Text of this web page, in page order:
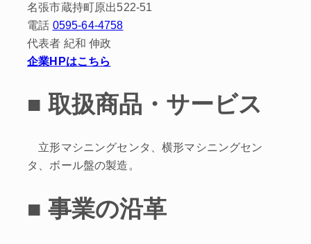
名張市蔵持町原出522-51
電話 0595-64-4758
代表者 紀和 伸政
企業HPはこちら
■ 取扱商品・サービス
立形マシニングセンタ、横形マシニングセン
タ、ボール盤の製造。
■ 事業の沿革